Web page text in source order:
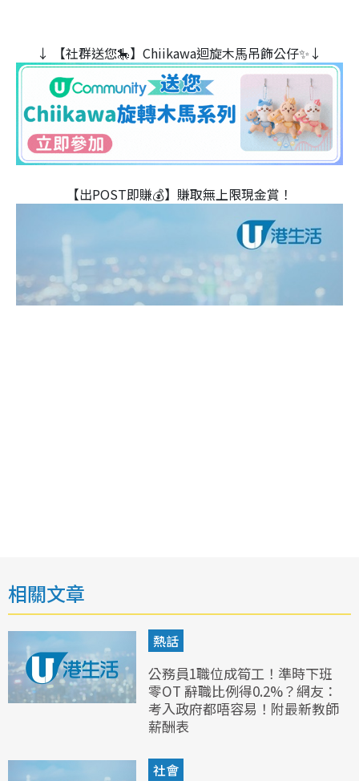
↓ 【社群送您🎠】Chiikawa迴旋木⾺吊飾公仔✨↓
【出POST即賺💰】賺取無上限現金賞！
相關文章
熱話
公務員1職位成筍工！準時下班
零OT 辭職比例得0.2%？網友：
考入政府都唔容易！附最新教師
薪酬表
社會